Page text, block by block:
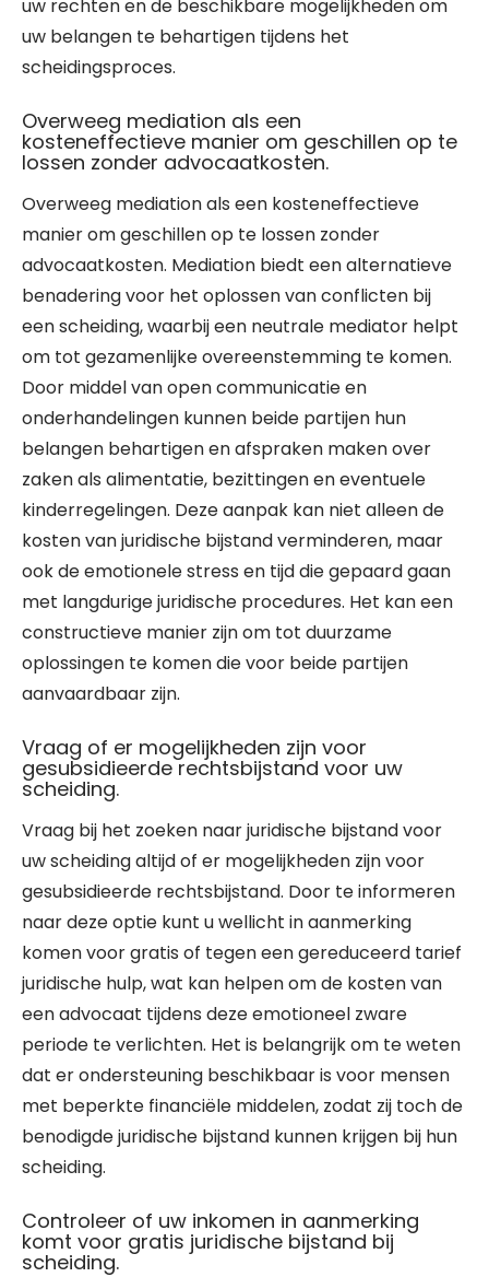
uw rechten en de beschikbare mogelijkheden om
uw belangen te behartigen tijdens het
scheidingsproces.
Overweeg mediation als een
kosteneffectieve manier om geschillen op te
lossen zonder advocaatkosten.
Overweeg mediation als een kosteneffectieve
manier om geschillen op te lossen zonder
advocaatkosten. Mediation biedt een alternatieve
benadering voor het oplossen van conflicten bij
een scheiding, waarbij een neutrale mediator helpt
om tot gezamenlijke overeenstemming te komen.
Door middel van open communicatie en
onderhandelingen kunnen beide partijen hun
belangen behartigen en afspraken maken over
zaken als alimentatie, bezittingen en eventuele
kinderregelingen. Deze aanpak kan niet alleen de
kosten van juridische bijstand verminderen, maar
ook de emotionele stress en tijd die gepaard gaan
met langdurige juridische procedures. Het kan een
constructieve manier zijn om tot duurzame
oplossingen te komen die voor beide partijen
aanvaardbaar zijn.
Vraag of er mogelijkheden zijn voor
gesubsidieerde rechtsbijstand voor uw
scheiding.
Vraag bij het zoeken naar juridische bijstand voor
uw scheiding altijd of er mogelijkheden zijn voor
gesubsidieerde rechtsbijstand. Door te informeren
naar deze optie kunt u wellicht in aanmerking
komen voor gratis of tegen een gereduceerd tarief
juridische hulp, wat kan helpen om de kosten van
een advocaat tijdens deze emotioneel zware
periode te verlichten. Het is belangrijk om te weten
dat er ondersteuning beschikbaar is voor mensen
met beperkte financiële middelen, zodat zij toch de
benodigde juridische bijstand kunnen krijgen bij hun
scheiding.
Controleer of uw inkomen in aanmerking
komt voor gratis juridische bijstand bij
scheiding.